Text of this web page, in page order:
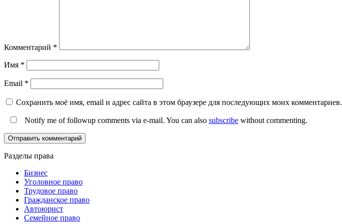
Комментарий *
Имя *
Email *
Сохранить моё имя, email и адрес сайта в этом браузере для последующих моих комментариев.
Notify me of followup comments via e-mail. You can also subscribe without commenting.
Разделы права
Бизнес
Уголовное право
Трудовое право
Гражданское право
Автоюрист
Семейное право